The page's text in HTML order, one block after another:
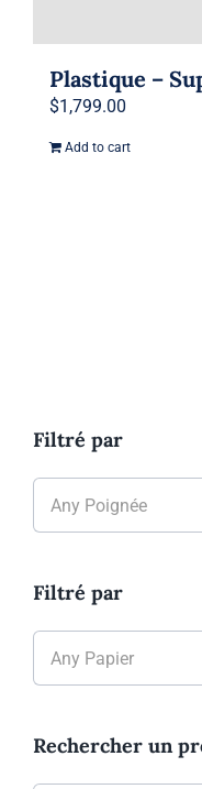
Plastique –
$1,799.00
Add to cart
Filtré par
Any Poignée
Filtré par
Any Papier
Rechercher un